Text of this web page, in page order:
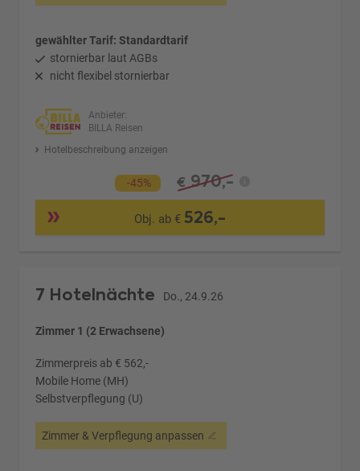
gewählter Tarif: Standardtarif
stornierbar laut AGBs
nicht flexibel stornierbar
Anbieter:
BILLA Reisen
Hotelbeschreibung anzeigen
-45% € 970,-
Obj. ab € 526,-
7 Hotelnächte Do., 24.9.26
Zimmer 1 (2 Erwachsene)
Zimmerpreis ab € 562,-
Mobile Home (MH)
Selbstverpflegung (U)
Zimmer & Verpflegung anpassen